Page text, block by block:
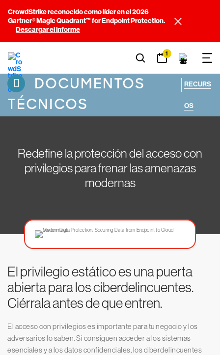
CrowdStrike reconocido como líder en el 2026
Gartner® Magic Quadrant™ for Endpoint Protection.
Descargar el informe
1
DOCUMENTOS
TÉCNICOS
|RECURS
OS
Redefine la protección del acceso con
privilegios para frenar las amenazas
modernas
El privilegio estático es una puerta
abierta para los ciberdelincuentes.
Ciérrala antes de que entren.
El acceso con privilegios es importante para tu negocio y los
adversarios lo saben. Si consiguen acceder a los sistemas
esenciales y a los datos confidenciales, los ciberdelincuentes